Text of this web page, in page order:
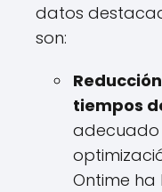
datos
son:
tiempos
adecuado
Ontime